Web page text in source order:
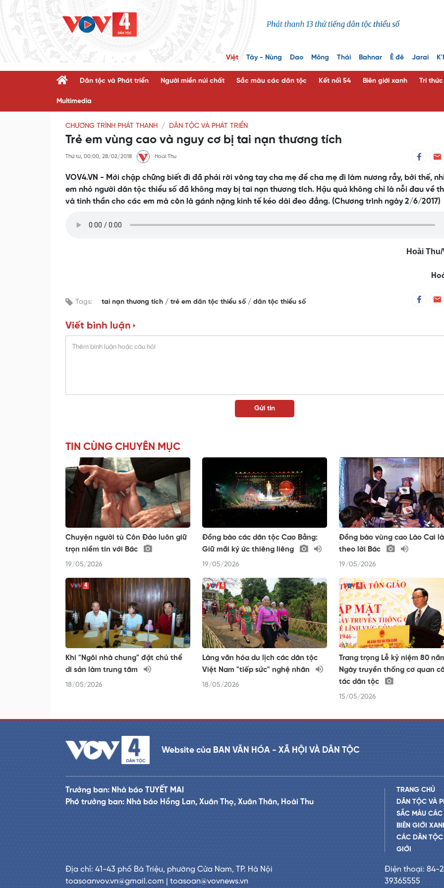
Việt Tày - Nùng Dao Mông Thái Bahnar Ê đê Jarai
Dân tộc và Phát triển Người miền núi chất Sắc màu các dân tộc Kết nối 54 Biên giới xanh Tri
Multimedia
CHƯƠNG TRÌNH PHÁT THANH DÂN TỘC VÀ PHÁT TRIỂN
Trẻ em vùng cao và nguy cơ bị tai nạn thương tích
Thứ tư, 00:00, 28/02/2018 Hoài Thu
VOV4.VN - Mới chập chững biết đi đã phải rời vòng tay cha mẹ để cha mẹ đi làm nương rẫy, bởi thế,
em nhỏ người dân tộc thiểu số đã không may bị tai nạn thương tích. Hậu quả không chỉ là nỗi đau về
và tinh thần cho các em mà còn là gánh nặng kinh tế kéo dài đeo đẳng. (Chương trình ngày 2/6/2017)
Hoài
Tags: tai nạn thương tích trẻ em dân tộc thiểu số dân tộc thiểu số
Viết bình luận
TIN CÙNG CHUYÊN MỤC
Chuyện người tù Côn Đảo luôn giữ
trọn niềm tin với Bác
19/05/2026
Đồng bào các dân tộc Cao Bằng:
Giữ mãi ký ức thiêng liêng
19/05/2026
Đồng bào vùng cao Lào Cai
theo lời Bác
19/05/2026
Khi "Ngôi nhà chung" đặt chủ thể
di sản làm trung tâm
18/05/2026
Làng văn hóa du lịch các dân tộc
Việt Nam "tiếp sức" nghệ nhân
18/05/2026
Trang trọng Lễ kỷ niệm 80
Ngày truyền thống cơ quan
tác dân tộc
15/05/2026
Website của BAN VĂN HÓA - XÃ HỘI VÀ DÂN TỘC
Trưởng ban: Nhà báo TUYẾT MAI
Phó trưởng ban: Nhà báo Hồng Lan, Xuân Thọ, Xuân Thân, Hoài Thu
TRANG CHỦ
DÂN TỘC VÀ
SẮC MÀU
BIÊN GIỚI
CÁC DÂN TỘC
GIỚI
Địa chỉ: 41-43 phố Bà Triệu, phường Cửa Nam, TP. Hà Nội
toasoanvov.vn@gmail.com | toasoan@vovnews.vn
Điện thoại: 84-
39365555